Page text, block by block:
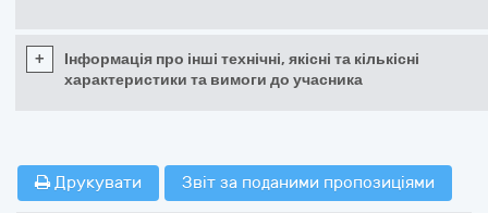
+
Інформація про інші технічні, якісні та кількісні
характеристики та вимоги до учасника
Друкувати Звіт за поданими пропозиціями